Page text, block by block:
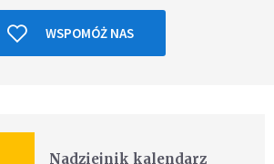
WSPOMÓŻ NAS
Nadziejnik kalendarz